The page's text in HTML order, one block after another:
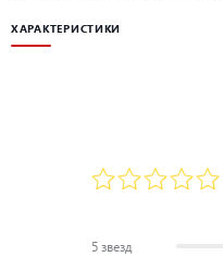
ХАРАКТЕРИСТИКИ
5 звезд